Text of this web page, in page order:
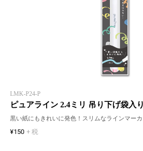
LMK-P24-P
ピュアライン 2.4ミリ 吊り下げ袋入
黒い紙にもきれいに発色！スリムなラインマーカ
¥150 + 税